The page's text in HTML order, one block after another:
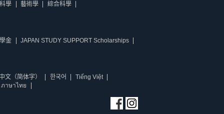
學
藝術學 綜合科學
金 JAPAN STUDY SUPPORT Scholarships
文（简体字） 한국어
Tiếng Việt
ภาษาไทย